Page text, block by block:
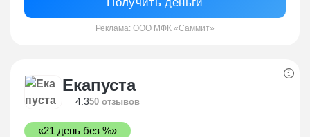
Реклама: ООО МФК «Саммит»
Екапуста
4.350 отзывов
«21 день без %»